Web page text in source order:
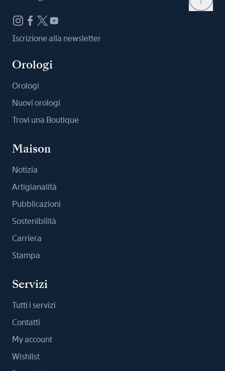
Iscrizione alla newsletter
Orologi
Orologi
Nuovi orologi
Trovi una Boutique
Maison
Notizia
Artigianalità
Pubblicazioni
Sostenibilità
Carriera
Stampa
Servizi
Tutti i servizi
Contatti
My account
Wishlist